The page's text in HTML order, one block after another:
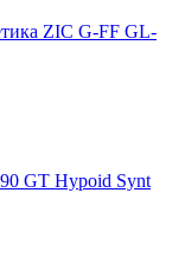
ZIC G-FF GL-
GT Hypoid Synt